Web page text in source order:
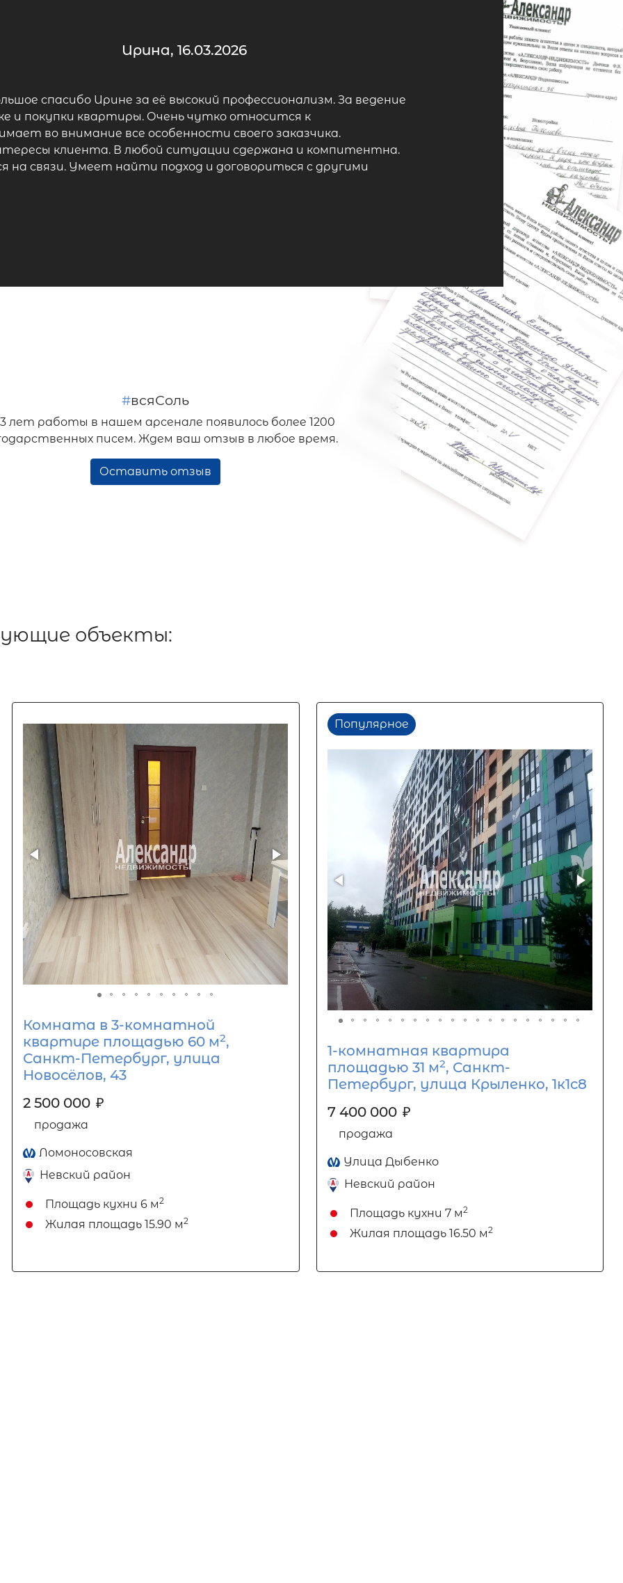
Ирина, 16.03.2026
спасибо Ирине за её высокий профессионализм. За ведение
и покупки квартиры. Очень чутко относится к
во внимание все особенности своего заказчика.
клиента. В любой ситуации сдержана и компитентна.
на связи. Умеет найти подход и договориться с другими
#всяСоль
лет работы в нашем арсенале появилось более 1200
писем. Ждем ваш отзыв в любое время.
Оставить отзыв
объекты:
Комната в 3-комнатной
квартире площадью 60 м2,
Санкт-Петербург, улица
Новосёлов, 43
2 500 000 ₽
продажа
Ломоносовская
Невский район
Площадь кухни 6 м2
Жилая площадь 15.90 м2
Популярное
1-комнатная квартира
площадью 31 м2, Санкт-
Петербург, улица Крыленко, 1к1с8
7 400 000 ₽
продажа
Улица Дыбенко
Невский район
Площадь кухни 7 м2
Жилая площадь 16.50 м2